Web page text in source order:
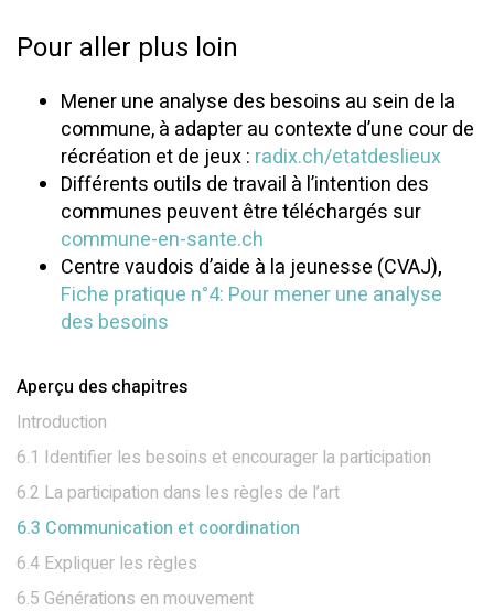
Pour aller plus loin
Mener une analyse des besoins au sein de la
commune, à adapter au contexte d’une cour de
récréation et de jeux : radix.ch/etatdeslieux
Différents outils de travail à l’intention des
communes peuvent être téléchargés sur
commune-en-sante.ch
Centre vaudois d’aide à la jeunesse (CVAJ),
Fiche pratique n°4: Pour mener une analyse
des besoins
Aperçu des chapitres
Introduction
6.1 Identifier les besoins et encourager la participation
6.2 La participation dans les règles de l’art
6.3 Communication et coordination
6.4 Expliquer les règles
6.5 Générations en mouvement